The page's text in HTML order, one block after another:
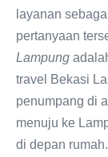
layanan
pertanyaan
Lampung
travel Bekasi
penumpang di
menuju ke
di depan rumah.